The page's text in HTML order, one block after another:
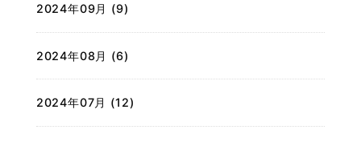
2024年09月 (9)
2024年08月 (6)
2024年07月 (12)